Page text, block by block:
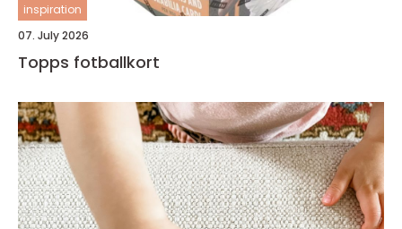
inspiration
07. July 2026
Topps fotballkort